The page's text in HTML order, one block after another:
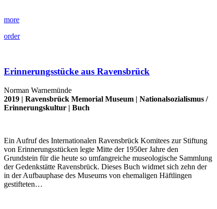
more
order
Erinnerungsstücke aus Ravensbrück
Norman Warnemünde
2019 | Ravensbrück Memorial Museum | Nationalsozialismus /
Erinnerungskultur | Buch
Ein Aufruf des Internationalen Ravensbrück Komitees zur Stiftung
von Erinnerungsstücken legte Mitte der 1950er Jahre den
Grundstein für die heute so umfangreiche museologische Sammlung
der Gedenkstätte Ravensbrück. Dieses Buch widmet sich zehn der
in der Aufbauphase des Museums von ehemaligen Häftlingen
gestifteten…